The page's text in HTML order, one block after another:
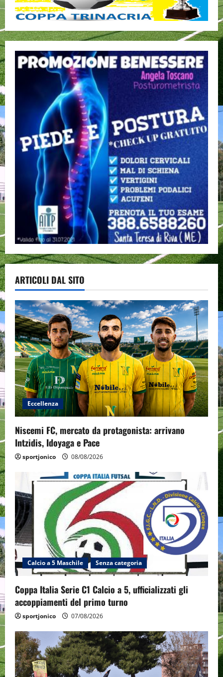
ARTICOLI DAL SITO
Eccellenza
Niscemi FC, mercato da protagonista: arrivano
Intzidis, Idoyaga e Pace
sportjonico 08/08/2026
Calcio a 5 Maschile Senza categoria
Coppa Italia Serie C1 Calcio a 5, ufficializzati gli
accoppiamenti del primo turno
sportjonico 07/08/2026